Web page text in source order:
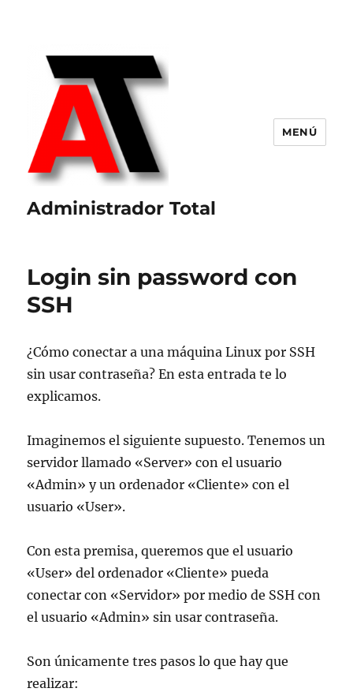
Administrador Total
MENÚ
Login sin password con
SSH
¿Cómo conectar a una máquina Linux por SSH
sin usar contraseña? En esta entrada te lo
explicamos.
Imaginemos el siguiente supuesto. Tenemos un
servidor llamado «Server» con el usuario
«Admin» y un ordenador «Cliente» con el
usuario «User».
Con esta premisa, queremos que el usuario
«User» del ordenador «Cliente» pueda
conectar con «Servidor» por medio de SSH con
el usuario «Admin» sin usar contraseña.
Son únicamente tres pasos lo que hay que
realizar: